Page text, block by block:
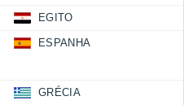
EGITO
ESPANHA
GRÉCIA